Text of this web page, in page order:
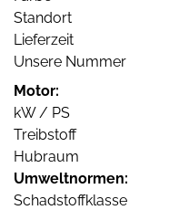
Standort
Lieferzeit
Unsere Nummer
Motor:
kW / PS
Treibstoff
Hubraum
Umweltnormen:
Schadstoffklasse